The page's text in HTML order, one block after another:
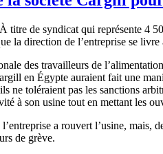
titre de syndicat qui représente 4
la direction de l’entreprise se
des travailleurs de
en Égypte auraient fait une
ne toléraient pas les sanctions
à son usine tout en mettant les
a rouvert l’usine, mais,
de grève.